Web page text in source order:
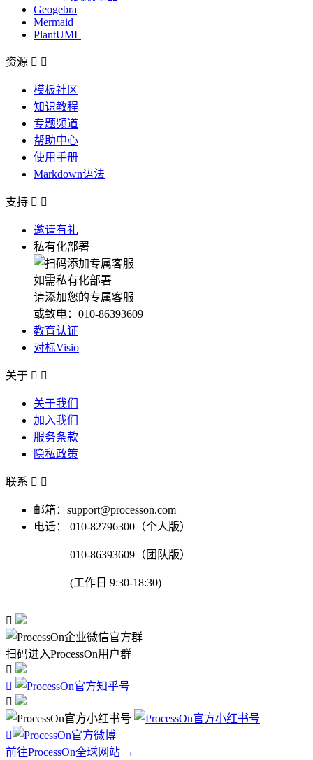
Geogebra
Mermaid
PlantUML
资源  
模板社区
知识教程
专题频道
帮助中心
使用手册
Markdown语法
支持  
邀请有礼
私有化部署
如需私有化部署
请添加您的专属客服
或致电：010-86393609
教育认证
对标Visio
关于  
关于我们
加入我们
服务条款
隐私政策
联系  
邮箱：support@processon.com
电话：
010-82796300（个人版）
010-86393609（团队版）
(工作日 9:30-18:30)

扫码进入ProcessOn用户群




前往ProcessOn全球网站 →